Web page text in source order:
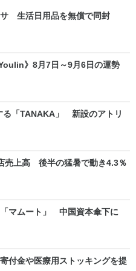
サ 生活日用品を無償で同封
》8月7日～9月6日の運勢
る「TANAKA」 新設のアトリ
売上高 後半の猛暑で動き4.3％
マムート」 中国資本傘下に
付金や医療用ストッキングを提